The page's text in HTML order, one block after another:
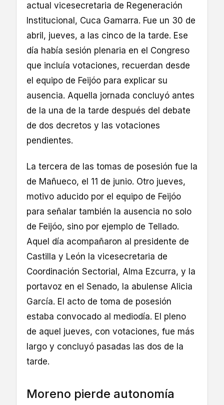
actual vicesecretaria de Regeneración
Institucional, Cuca Gamarra. Fue un 30 de
abril, jueves, a las cinco de la tarde. Ese
día había sesión plenaria en el Congreso
que incluía votaciones, recuerdan desde
el equipo de Feijóo para explicar su
ausencia. Aquella jornada concluyó antes
de la una de la tarde después del debate
de dos decretos y las votaciones
pendientes.
La tercera de las tomas de posesión fue la
de Mañueco, el 11 de junio. Otro jueves,
motivo aducido por el equipo de Feijóo
para señalar también la ausencia no solo
de Feijóo, sino por ejemplo de Tellado.
Aquel día acompañaron al presidente de
Castilla y León la vicesecretaria de
Coordinación Sectorial, Alma Ezcurra, y la
portavoz en el Senado, la abulense Alicia
García. El acto de toma de posesión
estaba convocado al mediodía. El pleno
de aquel jueves, con votaciones, fue más
largo y concluyó pasadas las dos de la
tarde.
Moreno pierde autonomía